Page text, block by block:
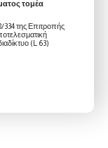
τομέα
της Επιτροπής
(L 63)